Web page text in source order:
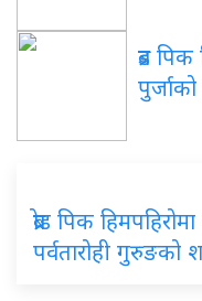
ब्रड
ब्रोड पिक
पर्वतारोही गुरुङको